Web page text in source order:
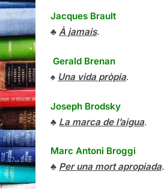
Jacques Brault
♣ À jamais.
Gerald Brenan
♠ Una vida pròpia.
Joseph Brodsky
♣ La marca de l’aigua.
Marc Antoni Broggi
♣ Per una mort apropiada.